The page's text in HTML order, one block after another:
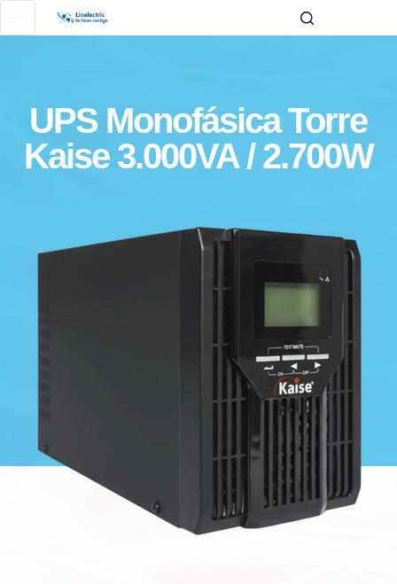
UPS Monofásica Torre
Kaise 3.000VA / 2.700W